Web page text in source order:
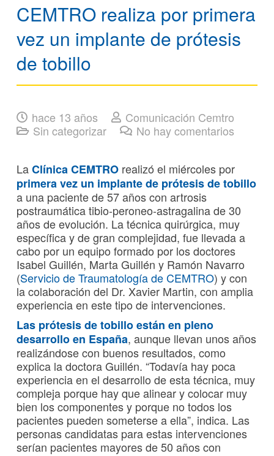
CEMTRO realiza por primera
vez un implante de prótesis
de tobillo
hace 13 años
Comunicación Cemtro
Sin categorizar
No hay comentarios
LaClínica CEMTRO realizó el miércoles por
primera vez un implante de prótesis de tobillo
a una paciente de 57 años con artrosis
postraumática tibio-peroneo-astragalina de 30
años de evolución. La técnica quirúrgica, muy
específica y de gran complejidad, fue llevada a
cabo por un equipo formado por los doctores
Isabel Guillén, Marta Guillén y Ramón Navarro
(Servicio de Traumatología de CEMTRO) y con
la colaboración del Dr. Xavier Martin, con amplia
experiencia en este tipo de intervenciones.
Las prótesis de tobillo están en pleno
desarrollo en España, aunque llevan unos años
realizándose con buenos resultados, como
explica la doctora Guillén. “Todavía hay poca
experiencia en el desarrollo de esta técnica, muy
compleja porque hay que alinear y colocar muy
bien los componentes y porque no todos los
pacientes pueden someterse a ella”, indica. Las
personas candidatas para estas intervenciones
serían pacientes mayores de 50 años con